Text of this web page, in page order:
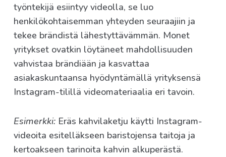
työntekijä esiintyy videolla, se luo
henkilökohtaisemman yhteyden seuraajiin ja
tekee brändistä lähestyttävämmän. Monet
yritykset ovatkin löytäneet mahdollisuuden
vahvistaa brändiään ja kasvattaa
asiakaskuntaansa hyödyntämällä yrityksensä
Instagram-tilillä videomateriaalia eri tavoin.
Esimerkki: Eräs kahvilaketju käytti Instagram-
videoita esitelläkseen baristojensa taitoja ja
kertoakseen tarinoita kahvin alkuperästä.